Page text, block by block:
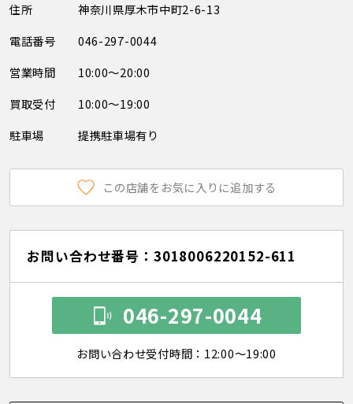
住所
神奈川県厚木市中町2-6-13
電話番号
046-297-0044
営業時間
10:00～20:00
買取受付
10:00～19:00
駐車場
提携駐車場有り
この店舗をお気に入りに追加する
お問い合わせ番号：3018006220152-611
046-297-0044
お問い合わせ受付時間：12:00～19:00